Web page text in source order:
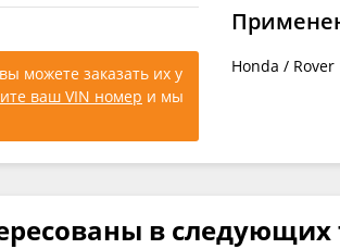
можете заказать их у
ваш VIN номер и мы
Honda / Rover
в следующих